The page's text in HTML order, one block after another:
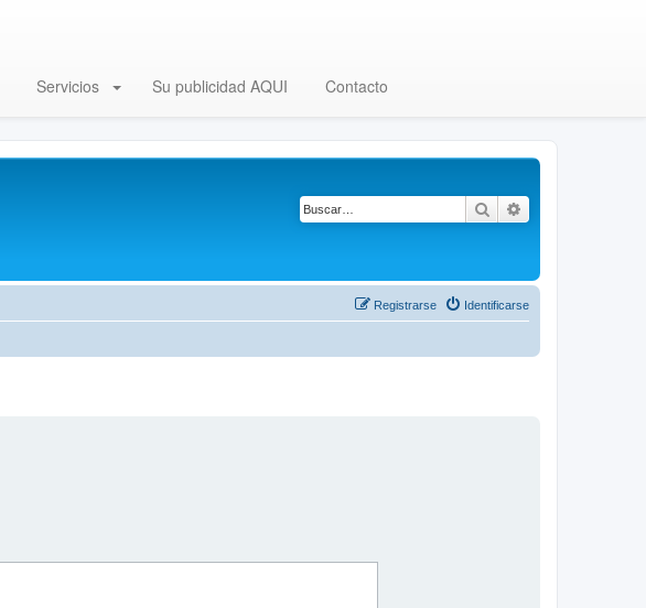
Servicios Su publicidad AQUI Contacto
Buscar
Identificarse
Registrarse